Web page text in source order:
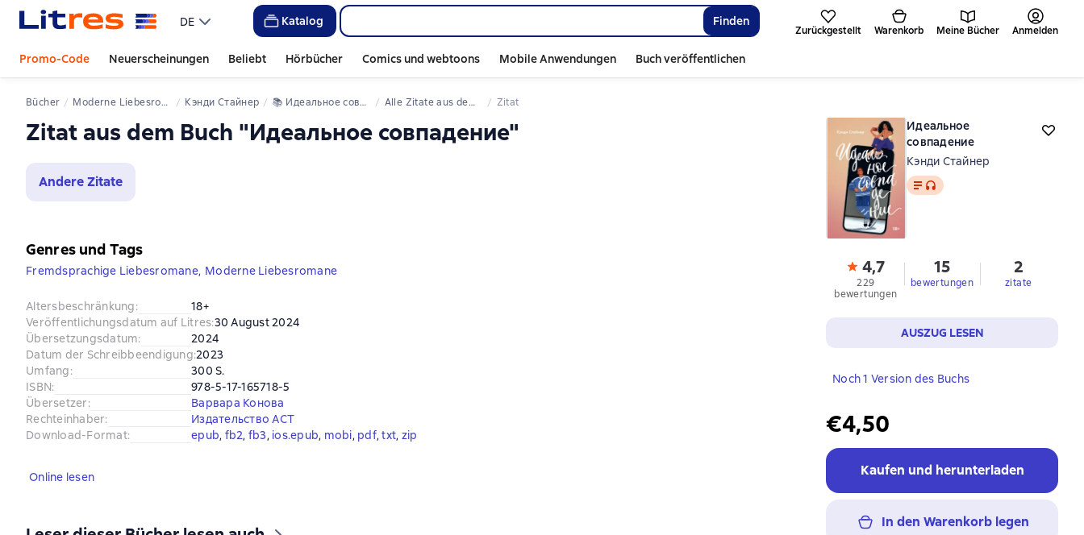
DE Katalog Finden
Zurückgestellt Warenkorb Meine Bücher Anmelden
Promo-Code Neuerscheinungen Beliebt Hörbücher Comics und webtoons Mobile Anwendungen Buch veröffentlichen
Bücher Moderne Liebesromane Кэнди Стайнер 📚 Идеальное совпадение Alle Zitate aus dem Buch Zitat
Zitat aus dem Buch "Идеальное совпадение"
Andere Zitate
Идеальное
совпадение
Кэнди Стайнер
Text, Audioformat verfügbar
4,7
229
bewertungen
15
bewertungen
2
zitate
AUSZUG LESEN
Noch 1 Version des Buchs
€4,50
Kaufen und herunterladen
In den Warenkorb legen
Genres und Tags
Fremdsprachige Liebesromane, Moderne Liebesromane
Altersbeschränkung:
18+
Veröffentlichungsdatum auf Litres:30 August 2024
Übersetzungsdatum:
2024
Datum der Schreibbeendigung:2023
Umfang:
300 S.
ISBN:
978-5-17-165718-5
Übersetzer:
Варвара Конова
Rechteinhaber:
Издательство АСТ
Download-Format: epub, fb2, fb3, ios.epub, mobi, pdf, txt, zip
Online lesen